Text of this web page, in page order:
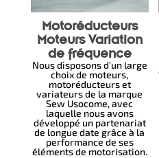
Motoréducteurs
Moteurs Variation
de fréquence
Nous disposons d’un large
choix de moteurs,
motoréducteurs et
variateurs de la marque
Sew Usocome, avec
laquelle nous avons
développé un partenariat
de longue date grâce à la
performance de ses
éléments de motorisation.